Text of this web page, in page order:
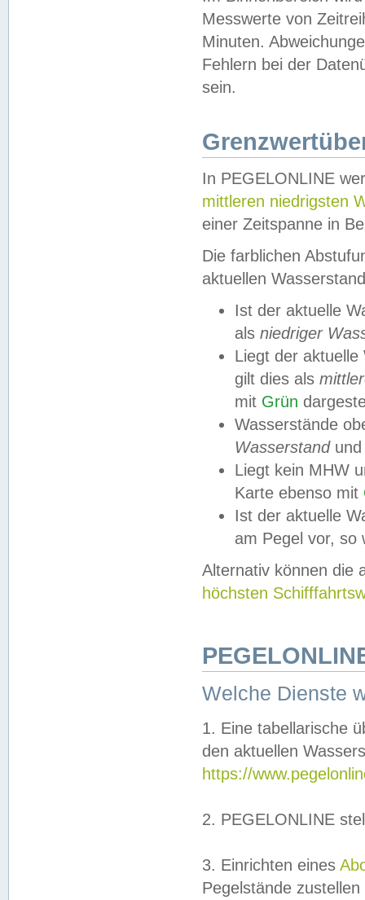
Messwerte von
Minuten.
Fehlern bei der
sein.
In PEGELONLINE
mittleren niedrigsten
einer Zeitspanne in
Die farblichen
aktuellen
Ist der aktuelle
als niedriger
Liegt der
gilt dies als
mit Grün
Wasserstände
Wasserstandund
Liegt kein MHW
Karte ebenso mit
Ist der aktuelle
am Pegel vor,
Alternativ können die
höchsten
Welche Dienste
1. Eine tabellarische
den aktuellen
https://
2. PEGELONLINE
3. Einrichten eines
Pegelstände